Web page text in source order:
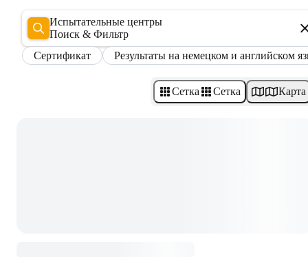
Испытательные центры
Поиск & Фильтр
Сертификат
Результаты на немецком и английском
Сетка Сетка Карта